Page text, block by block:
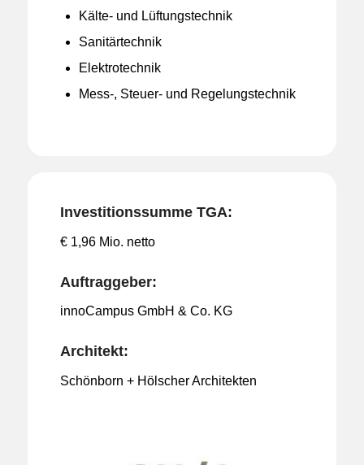
Kälte- und Lüftungstechnik
Sanitärtechnik
Elektrotechnik
Mess-, Steuer- und Regelungstechnik
Investitionssumme TGA:
€ 1,96 Mio. netto
Auftraggeber:
innoCampus GmbH & Co. KG
Architekt:
Schönborn + Hölscher Architekten